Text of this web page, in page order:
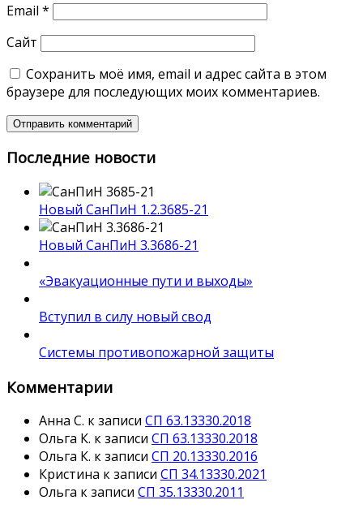
Email *
Сайт
Сохранить моё имя, email и адрес сайта в этом
браузере для последующих моих комментариев.
Последние новости
Новый СанПиН 1.2.3685-21
Новый СанПиН 3.3686-21
«Эвакуационные пути и выходы»
Вступил в силу новый свод
Системы противопожарной защиты
Комментарии
Анна С. к записи СП 63.13330.2018
Ольга К. к записи СП 63.13330.2018
Ольга К. к записи СП 20.13330.2016
Кристина к записи СП 34.13330.2021
Ольга к записи СП 35.13330.2011